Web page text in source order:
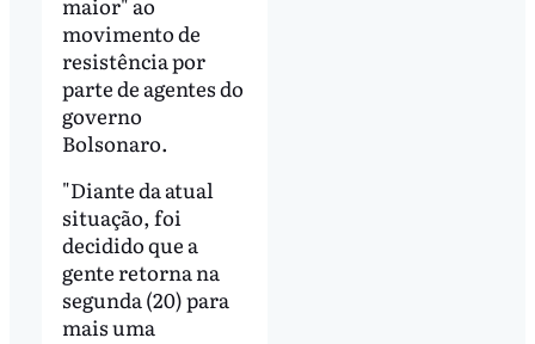
movimento de
resistência por
parte de agentes do
governo
Bolsonaro.
"Diante da atual
situação, foi
decidido que a
gente retorna na
segunda (20) para
mais uma